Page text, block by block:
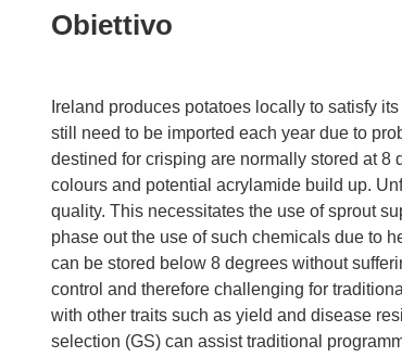
Obiettivo
Ireland produces potatoes locally to satisfy
still need to be imported each year due to
destined for crisping are normally stored at
colours and potential acrylamide build up.
quality. This necessitates the use of sprout
phase out the use of such chemicals due to
can be stored below 8 degrees without
control and therefore challenging for
with other traits such as yield and disease
selection (GS) can assist traditional